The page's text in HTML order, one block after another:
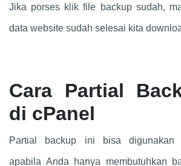
Jika porses klik file backup sudah,
data website sudah selesai kita
Cara Partial
di cPanel
Partial backup ini bisa digunakan
apabila Anda hanya membutuhkan